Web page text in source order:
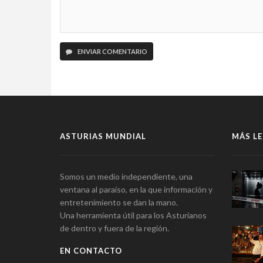
ENVIAR COMENTARIO
ASTURIAS MUNDIAL
Somos un medio independiente, una
ventana al paraíso, en la que información y
entretenimiento se dan la mano.
Una herramienta útil para los Asturianos
de dentro y fuera de la región.
EN CONTACTO
MÁS